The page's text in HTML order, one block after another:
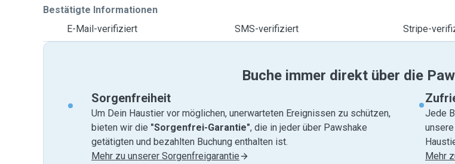
Bestätigte Informationen
E-Mail-verifiziert
SMS-verifiziert Stripe-
Buche immer direkt über die
Sorgenfreiheit
Um Dein Haustier vor möglichen, unerwarteten Ereignissen zu schützen,
bieten wir die "Sorgenfrei-Garantie", die in jeder über Pawshake
getätigten und bezahlten Buchung enthalten ist.
Mehr zu unserer Sorgenfreigarantie
Jede
unsere
Mehr